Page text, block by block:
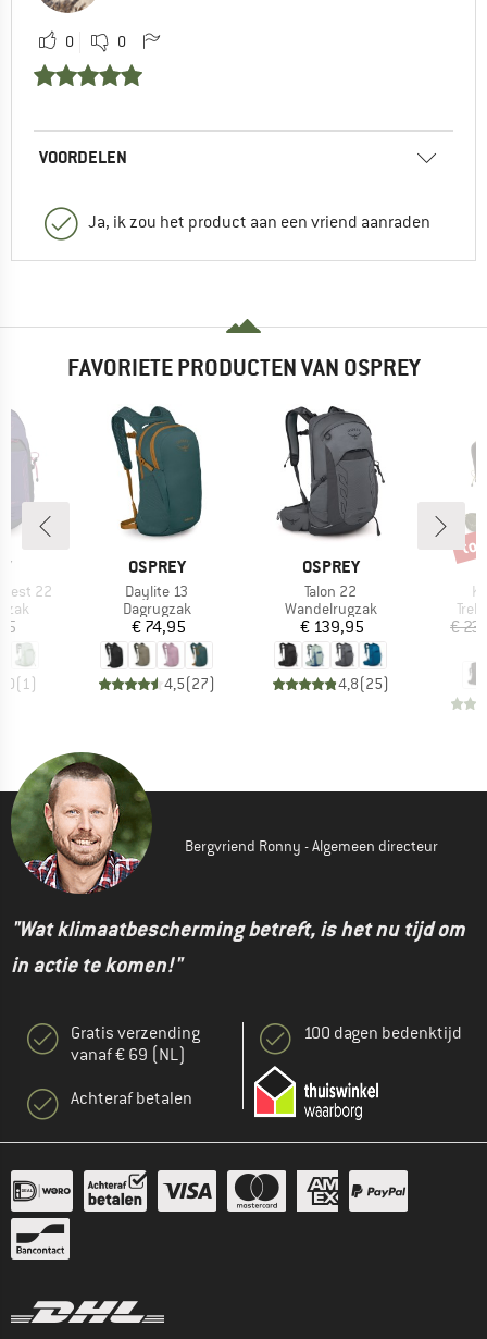
0 0
VOORDELEN
Ja, ik zou het product aan een vriend aanraden
FAVORIETE PRODUCTEN VAN OSPREY
22
( 1)
MERK
OSPREY
Artikel
Daylite 13
Productgroep
Dagrugzak
Prijs
€ 74,95
4,5(27)
MERK
OSPREY
Artikel
Talon 22
Productgroep
Wandelrugzak
Prijs
€ 139,95
4,8(25)
€
tot
Bergvriend Ronny - Algemeen directeur
"Wat klimaatbescherming betreft, is het nu tijd om
in actie te komen!"
Gratis verzending
vanaf € 69 (NL)
Achteraf betalen
100 dagen bedenktijd